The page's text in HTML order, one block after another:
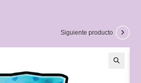
Siguiente producto